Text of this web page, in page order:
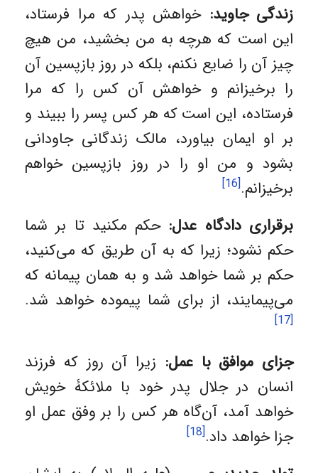
زندگی جاوید: خواهش پدر که مرا فرستاد،
این است که هرچه به من بخشید، من هیچ
چیز آن را ضایع نکنم، بلکه در روز بازپسین آن
را برخیزانم و خواهش آن کس را که مرا
فرستاده، این است که هر کس پسر را ببیند و
بر او ایمان بیاورد، مالک زندگانی جاودانی
بشود و من او را در روز بازپسین خواهم
برخیزانم.[16]
برقراری دادگاه عدل: حکم مکنید تا بر شما
حکم نشود؛ زیرا که به آن طریق که می‌کنید،
حکم بر شما خواهد شد و به همان پیمانه که
می‌‌پیمایند، از برای شما پیموده خواهد شد.
[17]
جزای موافق با عمل: زیرا آن روز که فرزند
انسان در جلال پدر خود با ملائکۀ خویش
خواهد آمد، آن‌گاه هر کس را بر وفق عمل او
جزا خواهد داد.[18]